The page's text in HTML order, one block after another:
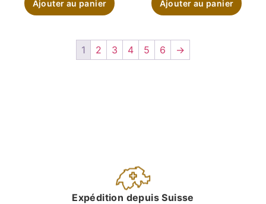
Ajouter au panier Ajouter au panier
1 2 3 4 5 6 →
Expédition depuis Suisse